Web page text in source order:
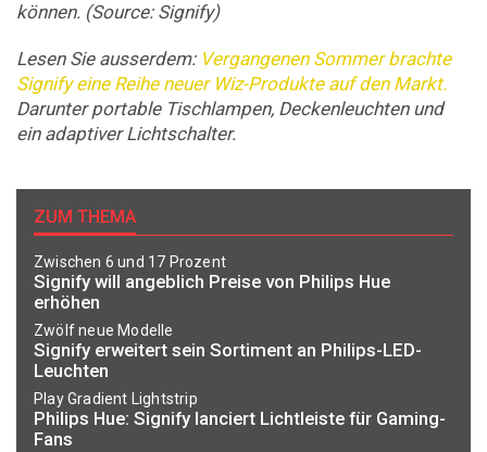
können. (Source: Signify)
Lesen Sie ausserdem:Vergangenen Sommer brachte
Signify eine Reihe neuer Wiz-Produkte auf den Markt.
Darunter portable Tischlampen, Deckenleuchten und
ein adaptiver Lichtschalter.
ZUM THEMA
Zwischen 6 und 17 Prozent
Signify will angeblich Preise von Philips Hue
erhöhen
Zwölf neue Modelle
Signify erweitert sein Sortiment an Philips-LED-
Leuchten
Play Gradient Lightstrip
Philips Hue: Signify lanciert Lichtleiste für Gaming-
Fans